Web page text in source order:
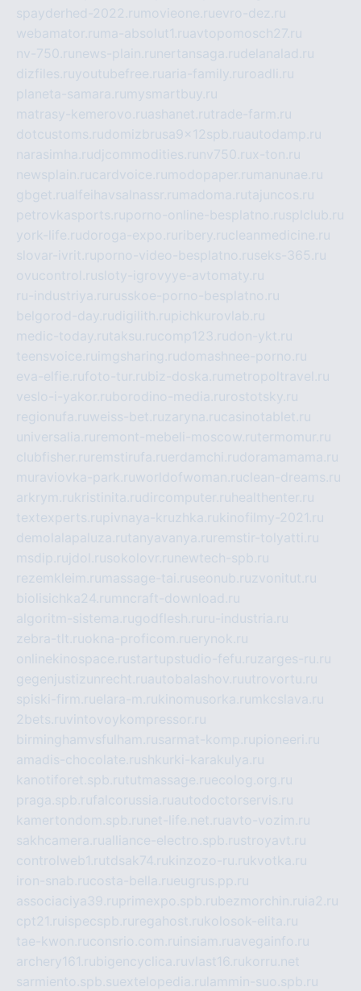
spayderhed-2022.ru movieone.ruevro-dez.ru
webamator.ru ma-absolut1.ruavtopomosch27.ru
nv-750.ru news-plain.ru nertansaga.rudelanalad.ru
dizfiles.ruyoutubefree.ruaria-family.ru roadli.ru
planeta-samara.ru mysmartbuy.ru
matrasy-kemerovo.ruashanet.rutrade-farm.ru
dotcustoms.rudomizbrusa9x12spb.ruautodamp.ru
narasimha.rudjcommodities.ru nv750.rux-ton.ru
newsplain.rucardvoice.ru modopaper.ru manunae.ru
gbget.rualfeihavsalnassr.ru madoma.rutajuncos.ru
petrovkasports.ruporno-online-besplatno.rusplclub.ru
york-life.rudoroga-expo.ru ribery.rucleanmedicine.ru
slovar-ivrit.ruporno-video-besplatno.ruseks-365.ru
ovucontrol.rusloty-igrovyye-avtomaty.ru
ru-industriya.ru russkoe-porno-besplatno.ru
belgorod-day.rudigilith.rupichkurovlab.ru
medic-today.rutaksu.rucomp123.rudon-ykt.ru
teensvoice.ru imgsharing.rudomashnee-porno.ru
eva-elfie.rufoto-tur.rubiz-doska.ru metropoltravel.ru
veslo-i-yakor.ruborodino-media.ru rostotsky.ru
regionufa.ruweiss-bet.ruzaryna.rucasinotablet.ru
universalia.ru remont-mebeli-moscow.rutermomur.ru
clubfisher.ru remstirufa.ruerdamchi.rudoramamama.ru
muraviovka-park.ruworldofwoman.ruclean-dreams.ru
arkrym.rukristinita.rudircomputer.ru healthenter.ru
textexperts.rupivnaya-kruzhka.rukinofilmy-2021.ru
demolalapaluza.rutanyavanya.ru remstir-tolyatti.ru
msdip.ru jdol.rusokolovr.ru newtech-spb.ru
rezemkleim.ru massage-tai.ruseonub.ruzvonitut.ru
biolisichka24.ru mncraft-download.ru
algoritm-sistema.rugodflesh.ru ru-industria.ru
zebra-tlt.ruokna-proficom.ruerynok.ru
onlinekinospace.rustartupstudio-fefu.ruzarges-ru.ru
gegenjustizunrecht.ruautobalashov.ruutrovortu.ru
spiski-firm.ruelara-m.rukinomusorka.ru mkcslava.ru
2bets.ruvintovoykompressor.ru
birminghamvsfulham.rusarmat-komp.rupioneeri.ru
amadis-chocolate.rushkurki-karakulya.ru
kanotiforet.spb.rututmassage.ruecolog.org.ru
praga.spb.rufalcorussia.ruautodoctorservis.ru
kamertondom.spb.ru net-life.net.ruavto-vozim.ru
sakhcamera.rualliance-electro.spb.rustroyavt.ru
controlweb1.rutdsak74.rukinzozo-ru.rukvotka.ru
iron-snab.rucosta-bella.rueugrus.pp.ru
associaciya39.ruprimexpo.spb.rubezmorchin.ru ia2.ru
cpt21.ru ispecspb.ru regahost.rukolosok-elita.ru
tae-kwon.ruconsrio.com.ru insiam.ruavegainfo.ru
archery161.rubigencyclica.ruvlast16.rukorru.net
sarmiento.spb.suextelopedia.ru lammin-suo.spb.ru